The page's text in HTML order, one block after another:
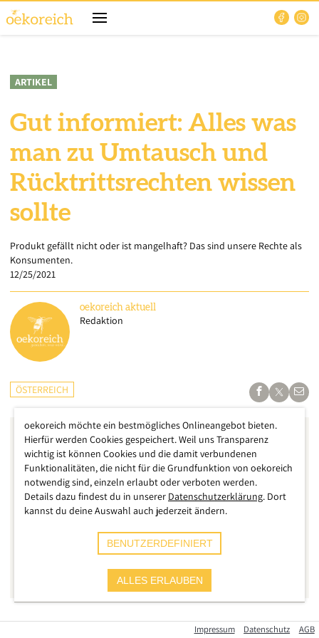
ARTIKEL
Gut informiert: Alles was
man zu Umtausch und
Rücktrittsrechten wissen
sollte
Produkt gefällt nicht oder ist mangelhaft? Das sind unsere Rechte als
Konsumenten.
12/25/2021
oekoreich aktuell
Redaktion
ÖSTERREICH
Zu Weihnachten werden Millionen von Geschenken
Impressum Datenschutz AGB
oekoreich möchte ein bestmögliches Onlineangebot bieten.
Hierfür werden Cookies gespeichert. Weil uns Transparenz
wichtig ist können Cookies und die damit verbundenen
Funktionalitäten, die nicht für die Grundfunktion von oekoreich
notwendig sind, einzeln erlaubt oder verboten werden.
Details dazu findest du in unserer Datenschutzerklärung. Dort
kannst du deine Auswahl auch jederzeit ändern.
BENUTZERDEFINIERT
ALLES ERLAUBEN